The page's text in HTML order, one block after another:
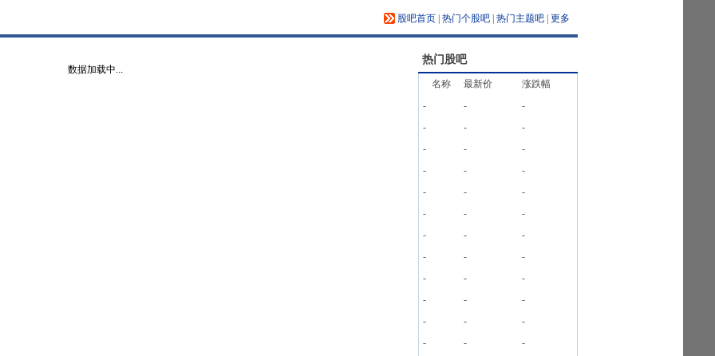
股吧首页 热门个股吧 热门主题吧 更多
热门股吧
名称 最新价
涨跌幅
-
-
-
-
-
-
-
-
-
-
-
-
-
-
-
-
-
-
-
-
-
-
-
-
-
-
-
-
-
-
-
-
-
-
-
-